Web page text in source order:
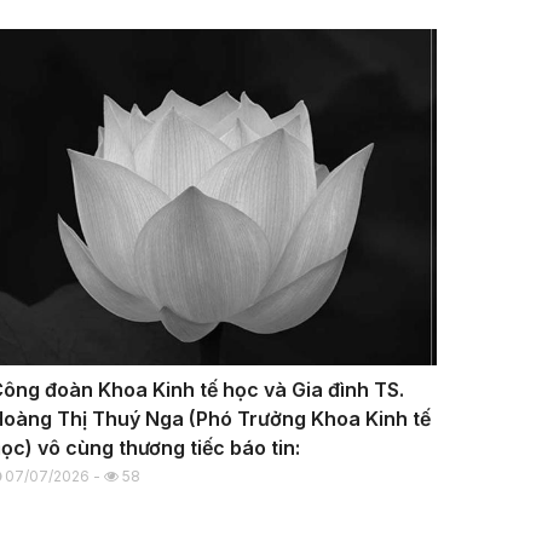
đoàn Khoa Kinh tế học và Gia đình TS.
Thị Thuý Nga (Phó Trưởng Khoa Kinh tế
vô cùng thương tiếc báo tin:
07/07/2026 - 58